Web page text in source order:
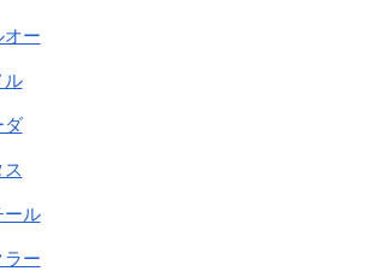
オー
ル
ダ
ス
ール
ラー